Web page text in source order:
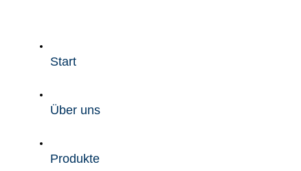
wechseln
Start
Über uns
Produkte